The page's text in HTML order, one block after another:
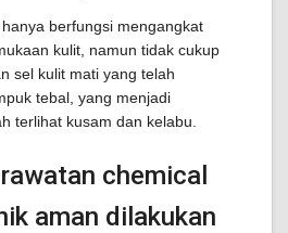
berfungsi mengangkat
kulit, namun tidak cukup
sel kulit mati yang telah
tebal, yang menjadi
terlihat kusam dan kelabu.
chemical
aman dilakukan